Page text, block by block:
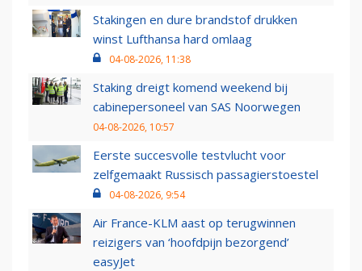
Stakingen en dure brandstof drukken
winst Lufthansa hard omlaag
04-08-2026, 11:38
Staking dreigt komend weekend bij
cabinepersoneel van SAS Noorwegen
04-08-2026, 10:57
Eerste succesvolle testvlucht voor
zelfgemaakt Russisch passagierstoestel
04-08-2026, 9:54
Air France-KLM aast op terugwinnen
reizigers van ‘hoofdpijn bezorgend’
easyJet